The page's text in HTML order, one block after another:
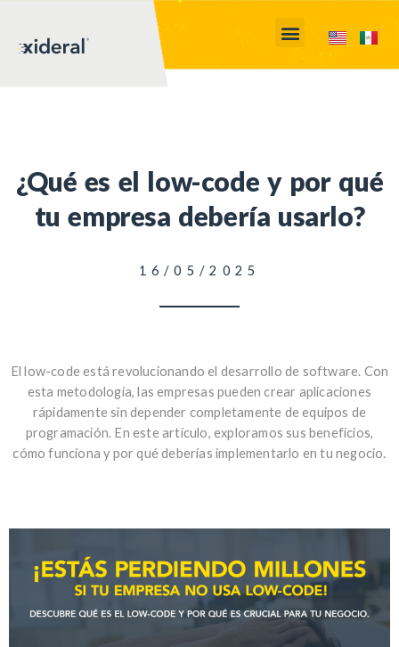
¿Qué es el low-code y por qué
tu empresa debería usarlo?
16/05/2025
El low-code está revolucionando el desarrollo de software. Con
esta metodología, las empresas pueden crear aplicaciones
rápidamente sin depender completamente de equipos de
programación. En este artículo, exploramos sus beneficios,
cómo funciona y por qué deberías implementarlo en tu negocio.